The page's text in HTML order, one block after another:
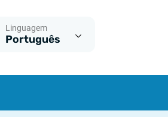
Linguagem
Português